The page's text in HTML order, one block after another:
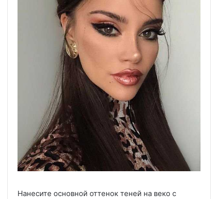
Нанесите основной оттенок теней на веко с